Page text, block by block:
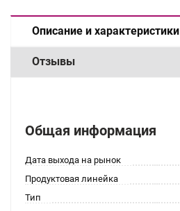
Описание и характеристики
Отзывы
Общая информация
Дата выхода на рынок
Продуктовая линейка
Тип